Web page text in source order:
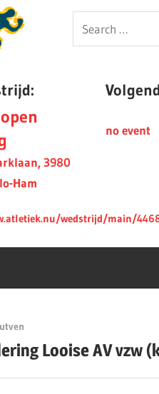
Looise
Search
for:
3980
Ham
wedstrijd/main/
no event
Looise AV vzw